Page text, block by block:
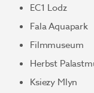
EC1 Lodz
Fala Aquapark
Filmmuseum
Herbst
Ksiezy Mlyn